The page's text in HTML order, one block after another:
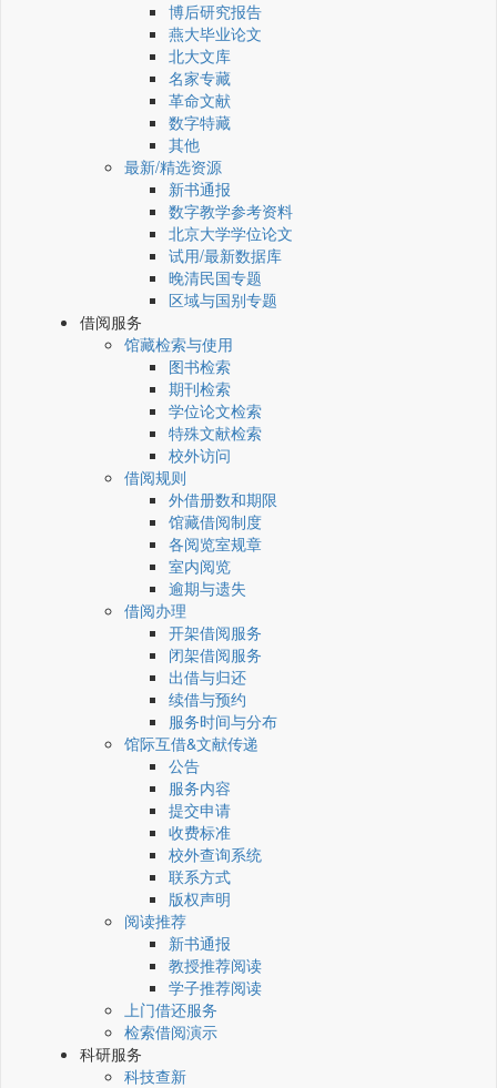
博后研究报告
燕大毕业论文
北大文库
名家专藏
革命文献
数字特藏
其他
最新/精选资源
新书通报
数字教学参考资料
北京大学学位论文
试用/最新数据库
晚清民国专题
区域与国别专题
借阅服务
馆藏检索与使用
图书检索
期刊检索
学位论文检索
特殊文献检索
校外访问
借阅规则
外借册数和期限
馆藏借阅制度
各阅览室规章
室内阅览
逾期与遗失
借阅办理
开架借阅服务
闭架借阅服务
出借与归还
续借与预约
服务时间与分布
馆际互借&文献传递
公告
服务内容
提交申请
收费标准
校外查询系统
联系方式
版权声明
阅读推荐
新书通报
教授推荐阅读
学子推荐阅读
上门借还服务
检索借阅演示
科研服务
科技查新